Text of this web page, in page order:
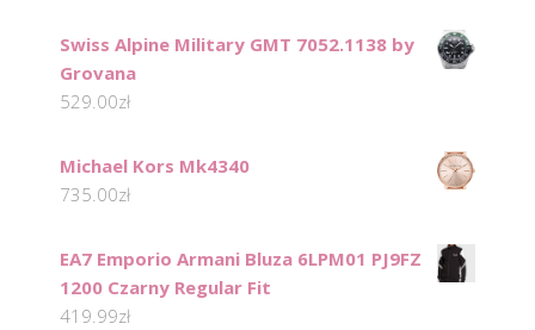
Swiss Alpine Military GMT 7052.1138 by
Grovana
529.00zł
Michael Kors Mk4340
735.00zł
EA7 Emporio Armani Bluza 6LPM01 PJ9FZ
1200 Czarny Regular Fit
419.99zł